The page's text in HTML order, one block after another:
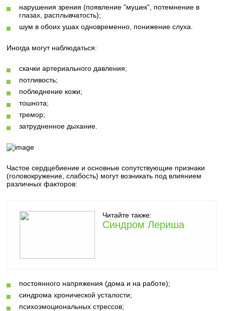
нарушения зрения (появление "мушек", потемнение в
глазах, расплывчатость);
шум в обоих ушах одновременно, понижение слуха.
Иногда могут наблюдаться:
скачки артериального давления;
потливость;
побледнение кожи;
тошнота;
тремор;
затрудненное дыхание.
Частое сердцебиение и основные сопутствующие признаки
(головокружение, слабость) могут возникать под влиянием
различных факторов:
Читайте также:
Синдром Лериша
постоянного напряжения (дома и на работе);
синдрома хронической усталости;
психоэмоциональных стрессов;